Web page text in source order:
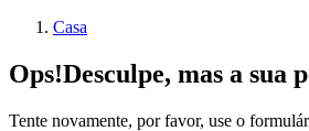
Casa
Ops!Desculpe, mas a sua
Tente novamente, por favor, use o